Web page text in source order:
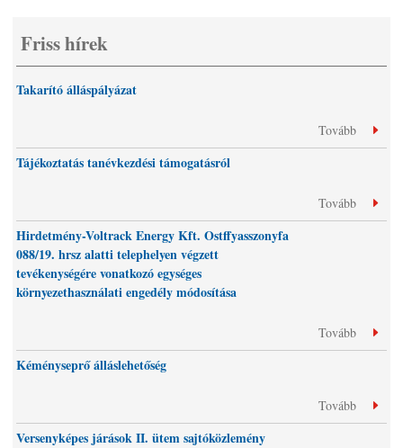
Friss hírek
Takarító álláspályázat
Tovább
Tájékoztatás tanévkezdési támogatásról
Tovább
Hirdetmény-Voltrack Energy Kft. Ostffyasszonyfa
088/19. hrsz alatti telephelyen végzett
tevékenységére vonatkozó egységes
környezethasználati engedély módosítása
Tovább
Kéményseprő álláslehetőség
Tovább
Versenyképes járások II. ütem sajtóközlemény